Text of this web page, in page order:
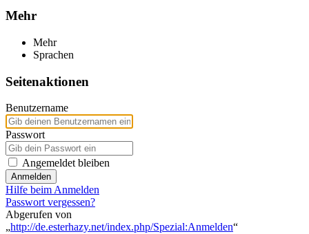
Mehr
Mehr
Sprachen
Seitenaktionen
Benutzername
Passwort
Angemeldet bleiben
Anmelden
Hilfe beim Anmelden
Passwort vergessen?
Abgerufen von
„http://de.esterhazy.net/index.php/Spezial:Anmelden“